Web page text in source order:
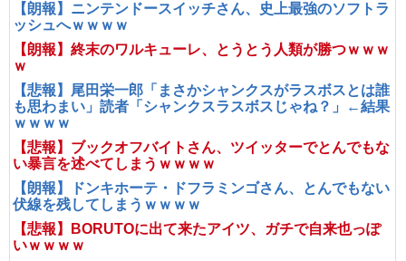
【朗報】ニンテンドースイッチさん、史上最強のソフトラ
ッシュへｗｗｗｗ
【朗報】終末のワルキューレ、とうとう人類が勝つｗｗｗ
ｗ
【悲報】尾田栄一郎「まさかシャンクスがラスボスとは誰
も思わまい」読者「シャンクスラスボスじゃね？」←結果
ｗｗｗｗ
【悲報】ブックオフバイトさん、ツイッターでとんでもな
い暴言を述べてしまうｗｗｗｗ
【朗報】ドンキホーテ・ドフラミンゴさん、とんでもない
伏線を残してしまうｗｗｗｗ
【悲報】BORUTOに出て来たアイツ、ガチで自来也っぽ
いｗｗｗｗ